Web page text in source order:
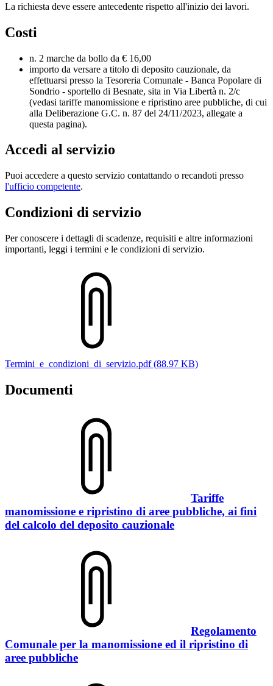
La richiesta deve essere antecedente rispetto all'inizio dei lavori.
Costi
n. 2 marche da bollo da € 16,00
importo da versare a titolo di deposito cauzionale, da
effettuarsi presso la Tesoreria Comunale - Banca Popolare di
Sondrio - sportello di Besnate, sita in Via Libertà n. 2/c
(vedasi tariffe manomissione e ripristino aree pubbliche, di cui
alla Deliberazione G.C. n. 87 del 24/11/2023, allegate a
questa pagina).
Accedi al servizio
Puoi accedere a questo servizio contattando o recandoti presso
l'ufficio competente.
Condizioni di servizio
Per conoscere i dettagli di scadenze, requisiti e altre informazioni
importanti, leggi i termini e le condizioni di servizio.
Termini_e_condizioni_di_servizio.pdf (88.97 KB)
Documenti
Tariffe
manomissione e ripristino di aree pubbliche, ai fini
del calcolo del deposito cauzionale
Regolamento
Comunale per la manomissione ed il ripristino di
aree pubbliche